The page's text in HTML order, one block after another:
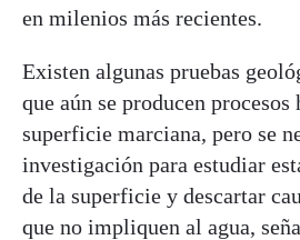
en milenios más recientes.
Existen algunas pruebas
que aún se producen
superficie marciana, pero se
investigación para estudiar
de la superficie y descartar
que no impliquen al agua,